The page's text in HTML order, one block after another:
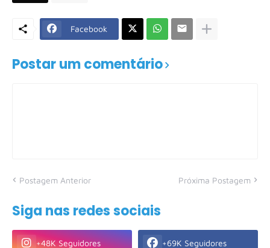
Facebook
Postar um comentário
Postagem Anterior Próxima Postagem
Siga nas redes sociais
+48K Seguidores +69K Seguidores